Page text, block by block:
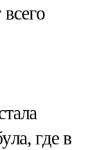
где в